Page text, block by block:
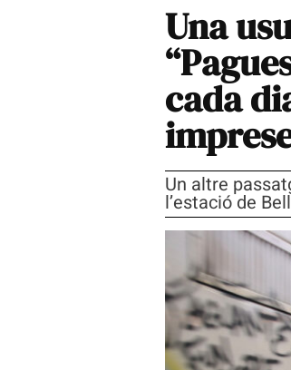
Una
cada
Un altre
l’estació de